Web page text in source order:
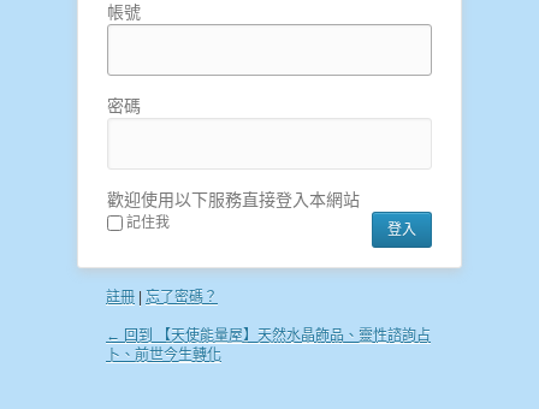
帳號
密碼
歡迎使用以下服務直接登入本網站
記住我
註冊 忘了密碼？
← 回到 【天使能量屋】天然水晶飾品、靈性諮詢占
卜、前世今生轉化